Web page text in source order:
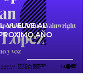
VUELVE AL
AÑO